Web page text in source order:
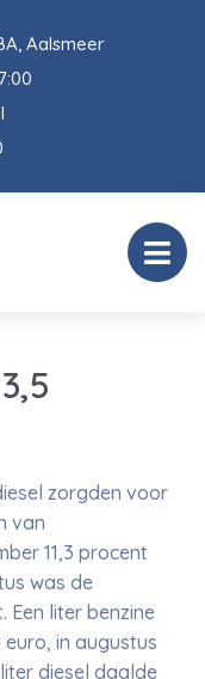
Aalsmeer
zorgden voor
van
11,3 procent
was de
liter benzine
in augustus
diesel daalde